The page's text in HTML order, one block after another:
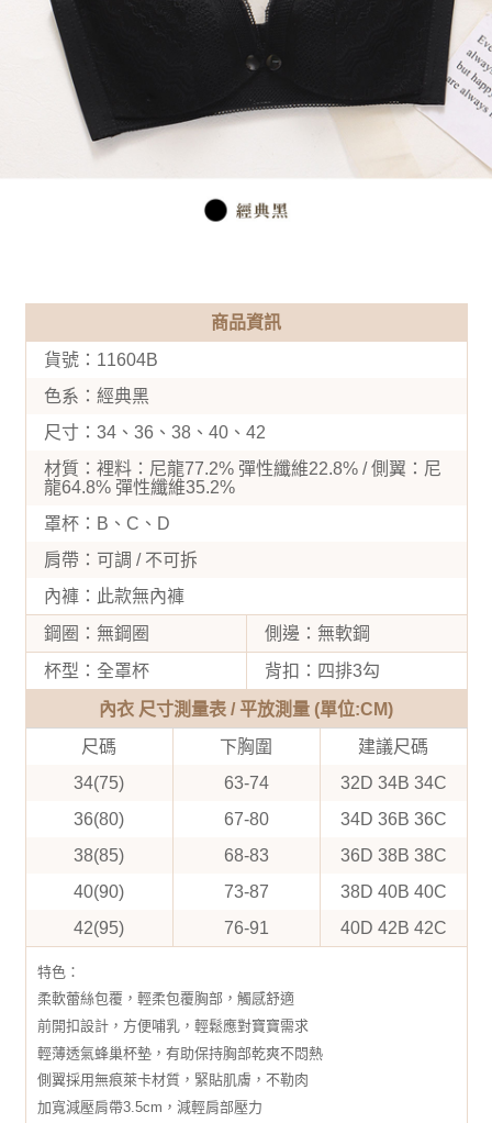
商品資訊
貨號：11604B
色系：經典黑
尺寸：34、36、38、40、42
材質：裡料：尼龍77.2% 彈性纖維22.8% / 側翼：尼
龍64.8% 彈性纖維35.2%
罩杯：B、C、D
肩帶：可調 / 不可拆
內褲：此款無內褲
鋼圈：無鋼圈
側邊：無軟鋼
杯型：全罩杯
背扣：四排3勾
內衣 尺寸測量表 / 平放測量 (單位:CM)
尺碼
下胸圍
建議尺碼
34(75)
63-74
32D 34B 34C
36(80)
67-80
34D 36B 36C
38(85)
68-83
36D 38B 38C
40(90)
73-87
38D 40B 40C
42(95)
76-91 40D 42B 42C
特色：
柔軟蕾絲包覆，輕柔包覆胸部，觸感舒適
前開扣設計，方便哺乳，輕鬆應對寶寶需求
輕薄透氣蜂巢杯墊，有助保持胸部乾爽不悶熱
側翼採用無痕萊卡材質，緊貼肌膚，不勒肉
加寬減壓肩帶3.5cm，減輕肩部壓力